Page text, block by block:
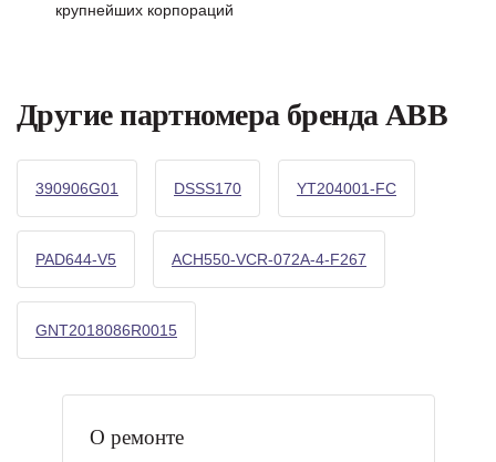
крупнейших корпораций
Другие партномера бренда ABB
390906G01 DSSS170 YT204001-FC
PAD644-V5 ACH550-VCR-072A-4-F267
GNT2018086R0015
О ремонте